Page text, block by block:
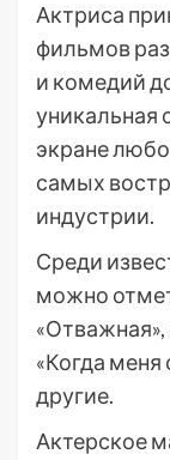
Актриса
фильмов
и комедий
уникальная
экране
самых
индустрии.
Среди
можно
«Когда
другие.
Актерское